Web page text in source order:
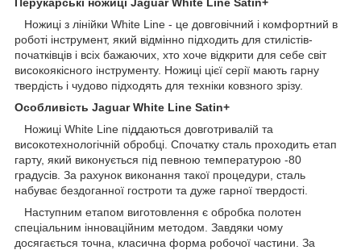
Ножиці з лінійки White Line - це довговічний і комфортний в
роботі інструмент, який відмінно підходить для стилістів-
початківців і всіх бажаючих, хто хоче відкрити для себе світ
високоякісного інструменту. Ножиці цієї серії мають гарну
твердість і чудово підходять для техніки ковзного зрізу.
Особливість Jaguar White Line Satin+
Ножиці White Line піддаються довготривалій та
високотехнологічній обробці. Спочатку сталь проходить етап
гарту, який виконується під певною температурою -80
градусів. За рахунок виконання такої процедури, сталь
набуває бездоганної гостроти та дуже гарної твердості.
Наступним етапом виготовлення є обробка полотен
спеціальним інноваційним методом. Завдяки чому
досягається точна, класична форма робочої частини. За